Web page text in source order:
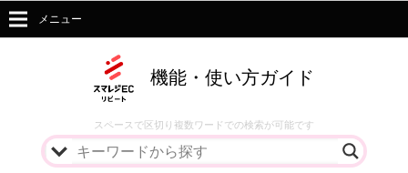
機能・使い方ガイド
スペースで区切り複数ワードでの検索が可能です
メニュー